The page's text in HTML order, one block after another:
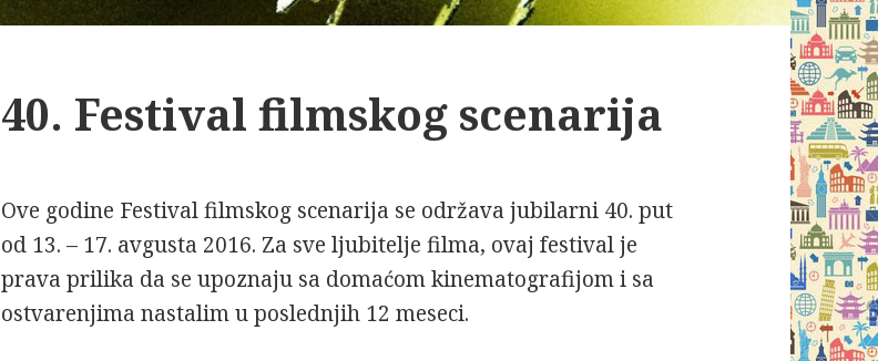
40. Festival filmskog scenarija
Ove godine Festival filmskog scenarija se održava jubilarni 40. put
od 13. – 17. avgusta 2016. Za sve ljubitelje filma, ovaj festival je
prava prilika da se upoznaju sa domaćom kinematografijom i sa
ostvarenjima nastalim u poslednjih 12 meseci.